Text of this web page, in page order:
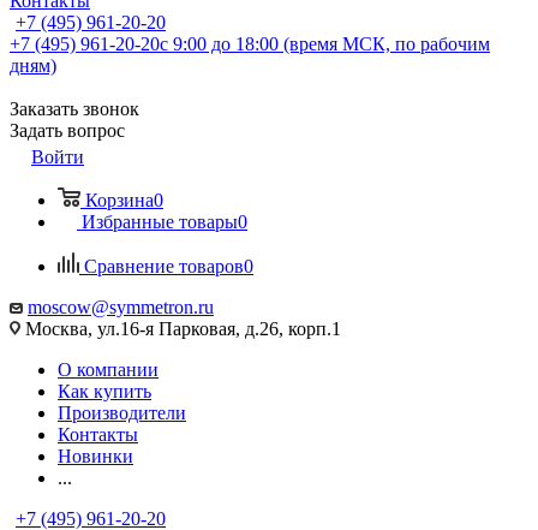
+7 (495) 961-20-20
+7 (495) 961-20-20с 9:00 до 18:00 (время МСК, по рабочим
дням)
Заказать звонок
Задать вопрос
Войти
Корзина0
Избранные товары0
Сравнение товаров0
moscow@symmetron.ru
Москва, ул.16-я Парковая, д.26, корп.1
О компании
Как купить
Производители
Контакты
Новинки
...
+7 (495) 961-20-20